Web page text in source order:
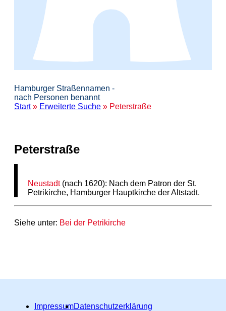
Hamburger Straßennamen -
nach Personen benannt
Start» Erweiterte Suche » Peterstraße
Peterstraße
Neustadt(nach 1620): Nach dem Patron der St.
Petrikirche, Hamburger Hauptkirche der Altstadt.
Siehe unter: Bei der Petrikirche
ImpressumDatenschutzerklärung